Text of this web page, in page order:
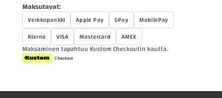
Maksutavat:
Verkkopankki Apple Pay GPay
MobilePay
Klarna
VISA Mastercard AMEX
Maksaminen tapahtuu Kustom Checkoutin kautta.